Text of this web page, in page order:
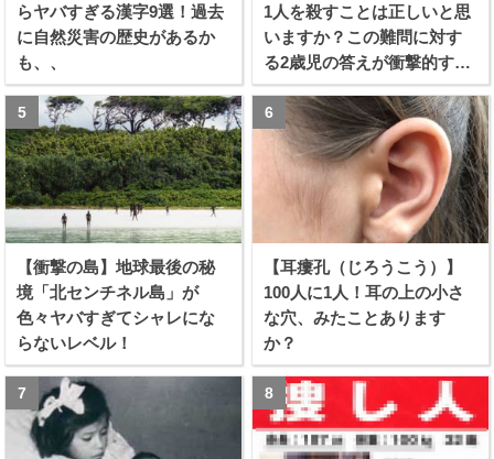
らヤバすぎる漢字9選！過去
に自然災害の歴史があるか
も、、
1人を殺すことは正しいと思
いますか？この難問に対す
る2歳児の答えが衝撃的すぎ
る！！
【衝撃の島】地球最後の秘
境「北センチネル島」が
色々ヤバすぎてシャレにな
らないレベル！
【耳瘻孔（じろうこう）】
100人に1人！耳の上の小さ
な穴、みたことあります
か？